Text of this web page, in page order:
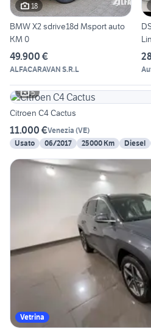
18
BMW X2 sdrive18d Msport auto
KM 0
49.900 €
ALFACARAVAN S.R.L
5
Citroen C4 Cactus
11.000 €Venezia (VE)
Usato
06/2017 25000 Km Diesel
Vetrina